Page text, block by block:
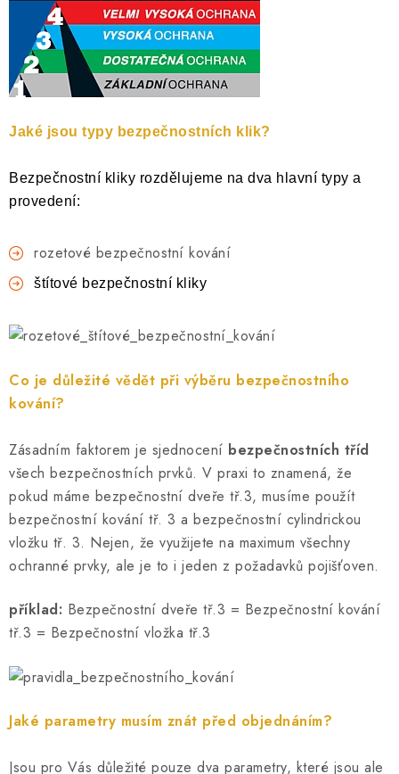
Jaké jsou typy bezpečnostních klik?
Bezpečnostní kliky rozdělujeme na dva hlavní typy a
provedení:
rozetové bezpečnostní kování
štítové bezpečnostní kliky
Co je důležité vědět při výběru bezpečnostního
kování?
Zásadním faktorem je sjednocení bezpečnostních tříd
všech bezpečnostních prvků. V praxi to znamená, že
pokud máme bezpečnostní dveře tř.3, musíme použít
bezpečnostní kování tř. 3 a bezpečnostní cylindrickou
vložku tř. 3. Nejen, že využijete na maximum všechny
ochranné prvky, ale je to i jeden z požadavků pojišťoven.
příklad: Bezpečnostní dveře tř.3 = Bezpečnostní kování
tř.3 = Bezpečnostní vložka tř.3
Jaké parametry musím znát před objednáním?
Jsou pro Vás důležité pouze dva parametry, které jsou ale